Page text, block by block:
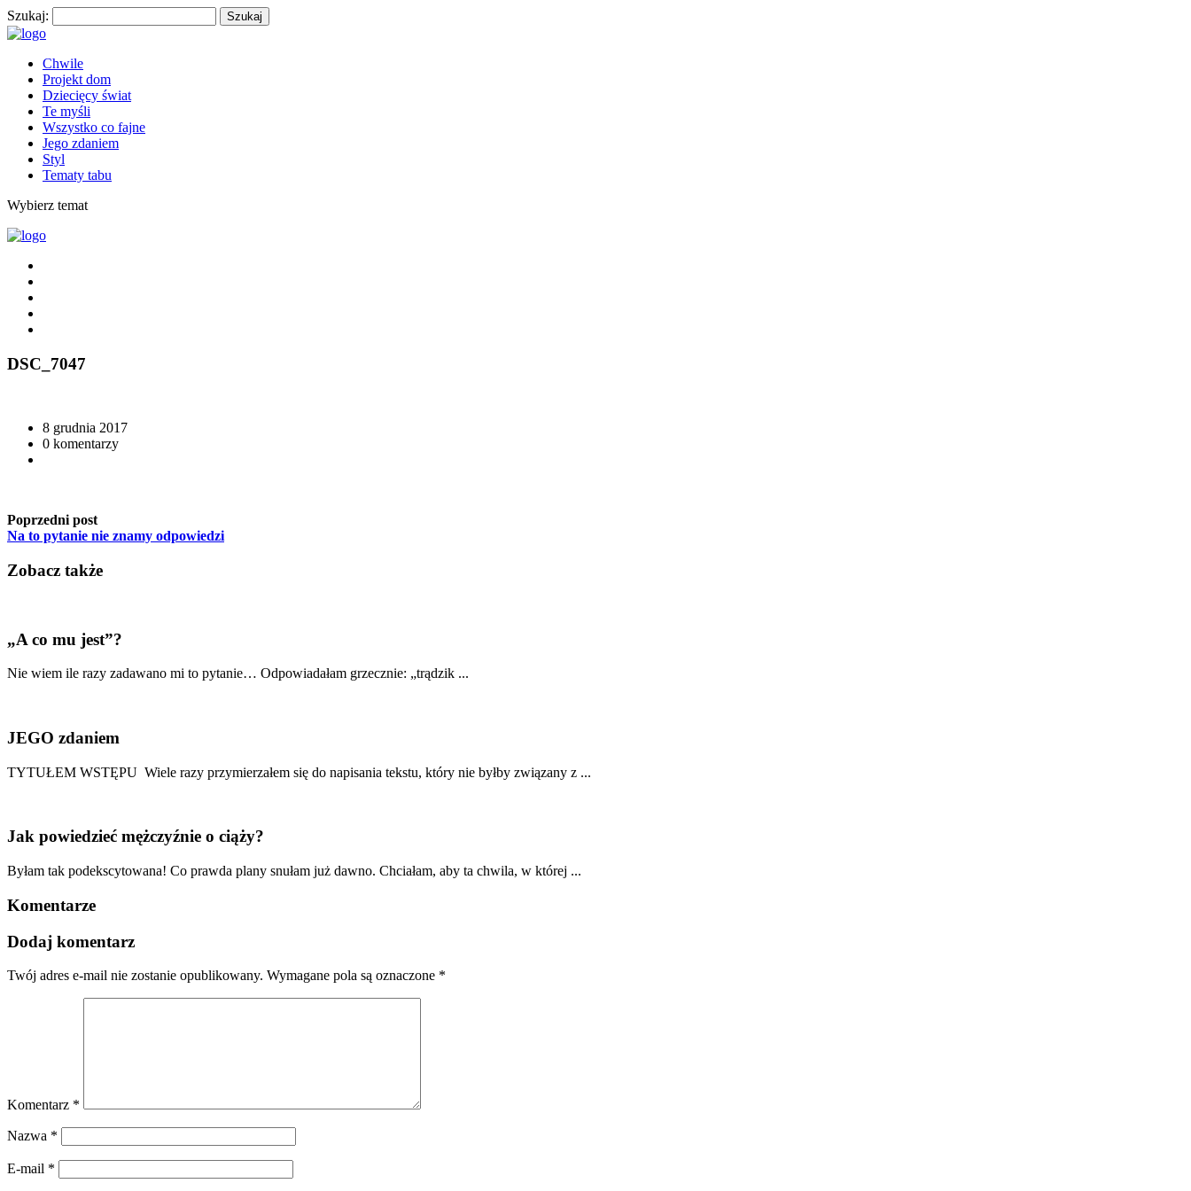
Szukaj:
Chwile
Projekt dom
Dziecięcy świat
Te myśli
Wszystko co fajne
Jego zdaniem
Styl
Tematy tabu
Wybierz temat
DSC_7047
8 grudnia 2017
0 komentarzy
Poprzedni post
Na to pytanie nie znamy odpowiedzi
Zobacz także
„A co mu jest”?
Nie wiem ile razy zadawano mi to pytanie… Odpowiadałam grzecznie: „trądzik ...
JEGO zdaniem
TYTUŁEM WSTĘPU Wiele razy przymierzałem się do napisania tekstu, który nie byłby związany z ...
Jak powiedzieć mężczyźnie o ciąży?
Byłam tak podekscytowana! Co prawda plany snułam już dawno. Chciałam, aby ta chwila, w której ...
Komentarze
Dodaj komentarz
Twój adres e-mail nie zostanie opublikowany. Wymagane pola są oznaczone *
Komentarz *
Nazwa *
E-mail *